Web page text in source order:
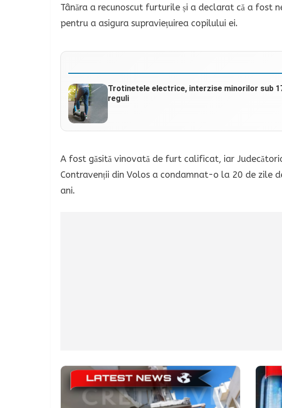
Tânăra a recunoscut furturile și a declarat că a fost
pentru a asigura supraviețuirea copilului ei.
Trotinetele electrice, interzise minorilor sub
reguli
A fost găsită vinovată de furt calificat, iar
Contravenții din Volos a condamnat-o la 20 de zile
ani.